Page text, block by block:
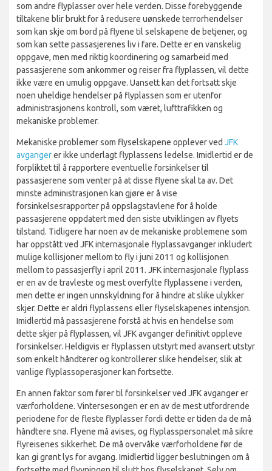
som andre flyplasser over hele verden. Disse forebyggende
tiltakene blir brukt for å redusere uønskede terrorhendelser
som kan skje om bord på flyene til selskapene de betjener, og
som kan sette passasjerenes liv i fare. Dette er en vanskelig
oppgave, men med riktig koordinering og samarbeid med
passasjerene som ankommer og reiser fra flyplassen, vil dette
ikke være en umulig oppgave. Uansett kan det fortsatt skje
noen uheldige hendelser på flyplassen som er utenfor
administrasjonens kontroll, som været, lufttrafikken og
mekaniske problemer.
Mekaniske problemer som flyselskapene opplever ved JFK
avgangerer ikke underlagt flyplassens ledelse. Imidlertid er de
forpliktet til å rapportere eventuelle forsinkelser til
passasjerene som venter på at disse flyene skal ta av. Det
minste administrasjonen kan gjøre er å vise
forsinkelsesrapporter på oppslagstavlene for å holde
passasjerene oppdatert med den siste utviklingen av flyets
tilstand. Tidligere har noen av de mekaniske problemene som
har oppstått ved JFK internasjonale flyplassavganger inkludert
mulige kollisjoner mellom to fly i juni 2011 og kollisjonen
mellom to passasjerfly i april 2011. JFK internasjonale flyplass
er en av de travleste og mest overfylte flyplassene i verden,
men dette er ingen unnskyldning for å hindre at slike ulykker
skjer. Dette er aldri flyplassens eller flyselskapenes intensjon.
Imidlertid må passasjerene forstå at hvis en hendelse som
dette skjer på flyplassen, vil JFK avganger definitivt oppleve
forsinkelser. Heldigvis er flyplassen utstyrt med avansert utstyr
som enkelt håndterer og kontrollerer slike hendelser, slik at
vanlige flyplassoperasjoner kan fortsette.
En annen faktor som fører til forsinkelser ved JFK avganger er
værforholdene. Vintersesongen er en av de mest utfordrende
periodene for de fleste flyplasser fordi dette er tiden da de må
håndtere snø. Flyene må avises, og flyplasspersonalet må sikre
flyreisenes sikkerhet. De må overvåke værforholdene før de
kan gi grønt lys for avgang. Imidlertid ligger beslutningen om å